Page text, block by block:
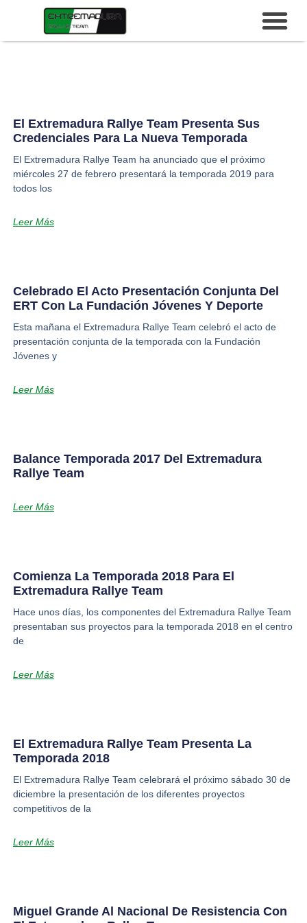
El Extremadura Rallye Team Presenta Sus
Credenciales Para La Nueva Temporada
El Extremadura Rallye Team ha anunciado que el próximo
miércoles 27 de febrero presentará la temporada 2019 para
todos los
Leer Más
Celebrado El Acto Presentación Conjunta Del
ERT Con La Fundación Jóvenes Y Deporte
Esta mañana el Extremadura Rallye Team celebró el acto de
presentación conjunta de la temporada con la Fundación
Jóvenes y
Leer Más
Balance Temporada 2017 Del Extremadura
Rallye Team
Leer Más
Comienza La Temporada 2018 Para El
Extremadura Rallye Team
Hace unos días, los componentes del Extremadura Rallye Team
presentaban sus proyectos para la temporada 2018 en el centro
de
Leer Más
El Extremadura Rallye Team Presenta La
Temporada 2018
El Extremadura Rallye Team celebrará el próximo sábado 30 de
diciembre la presentación de los diferentes proyectos
competitivos de la
Leer Más
Miguel Grande Al Nacional De Resistencia Con